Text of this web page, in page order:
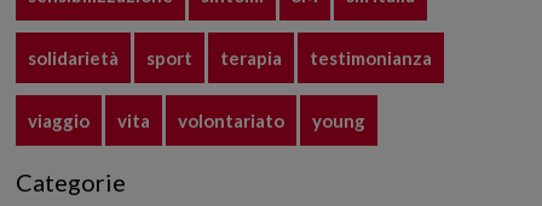
solidarietà sport terapia testimonianza
viaggio vita volontariato young
Categorie